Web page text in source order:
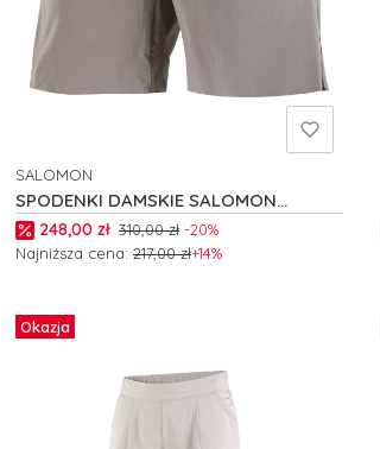
SPODENKI DAMSKIE SALOMON
WAYFARER EASE W C24754
PRODUCENT
SALOMON
Cena promocyjna
248,00 zł 310,00 zł -20%
Najniższa cena: 217,00 zł+14%
Okazja